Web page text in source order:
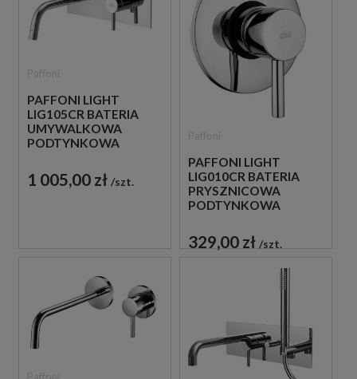
PAFFONI LIGHT
LIG105CR BATERIA
UMYWALKOWA
PODTYNKOWA
CHROM
1 005,00 zł szt.
PAFFONI LIGHT
LIG010CR BATERIA
PRYSZNICOWA
PODTYNKOWA
CHROM
329,00 zł szt.